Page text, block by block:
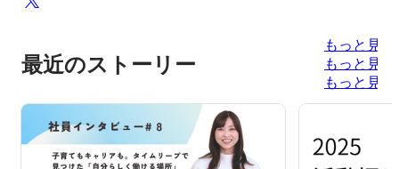
最近のストーリー
もっと見る
もっと見る
もっと見る